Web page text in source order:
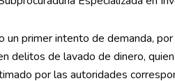
un primer intento de demanda,
delitos de lavado de dinero,
por las autoridades